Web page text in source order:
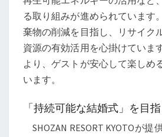
る取り組みが進められています
棄物の削減を目指し、リサイク
資源の有効活用を心掛けていま
より、ゲストが安心して楽しめ
います。
「持続可能な結婚式」を目
SHOZAN RESORT KYOTOが